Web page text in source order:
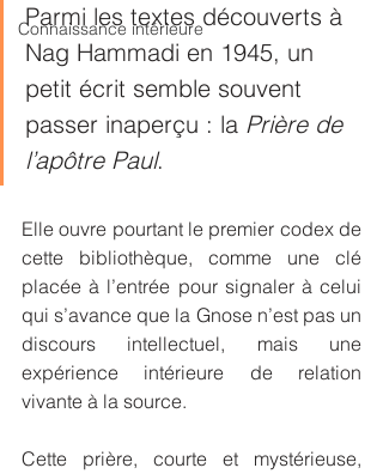
Connaissance intérieure
Parmi les textes découverts à
Nag Hammadi en 1945, un
petit écrit semble souvent
passer inaperçu : la Prière de
l’apôtre Paul.
Elle ouvre pourtant le premier codex de
cette bibliothèque, comme une clé
placée à l’entrée pour signaler à celui
qui s’avance que la Gnose n’est pas un
discours intellectuel, mais une
expérience intérieure de relation
vivante à la source.
Cette prière, courte et mystérieuse,